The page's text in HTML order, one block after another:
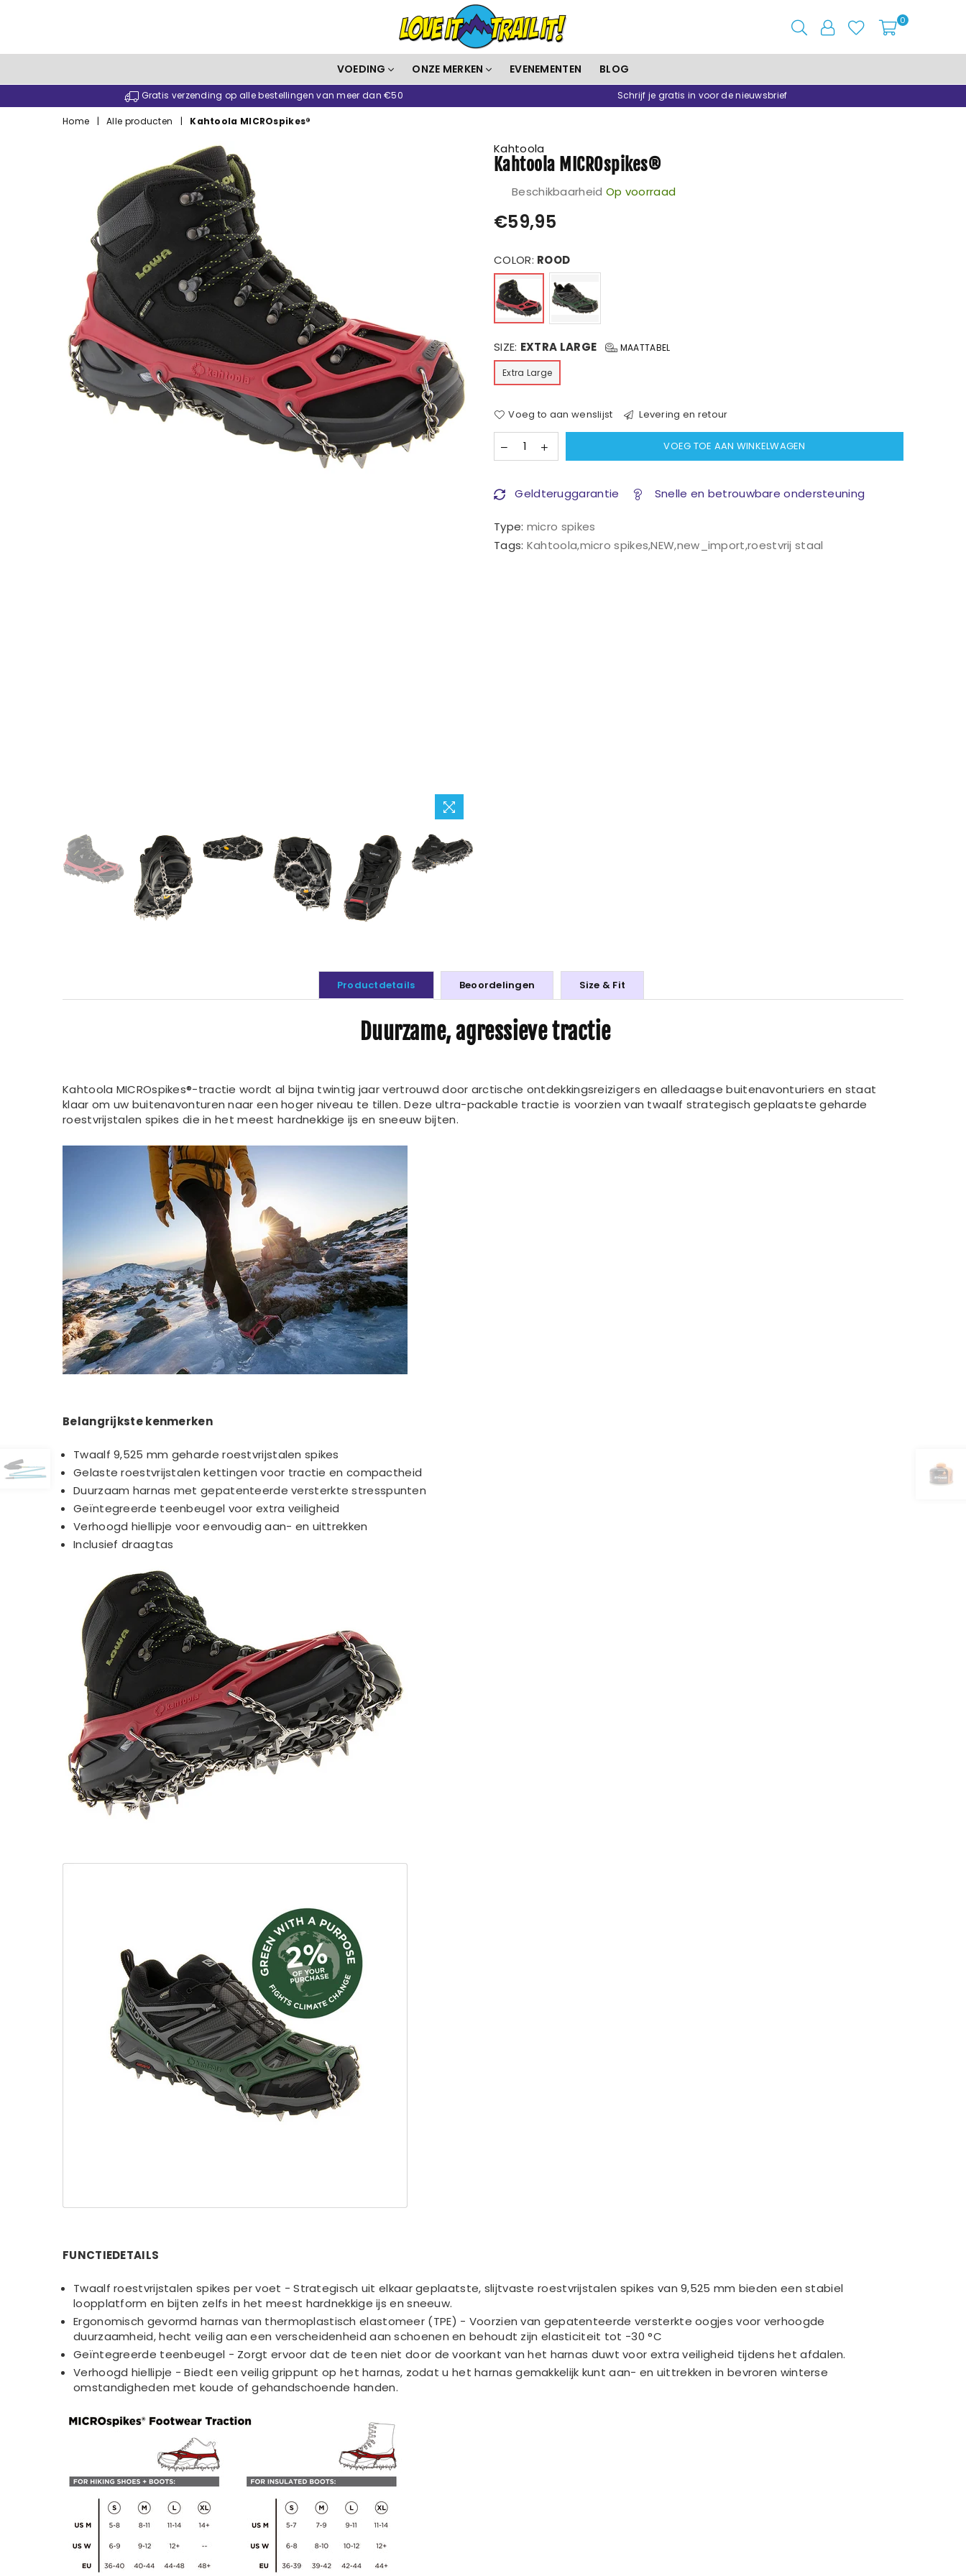
Love
It
Trail
0
VOEDING ONZE MERKEN EVENEMENTEN BLOG
Gratis verzending op alle bestellingen van meer dan €50 Schrijf je gratis in voor de nieuwsbrief
Home | Alle producten | Kahtoola MICROspikes®
Kahtoola
Kahtoola MICROspikes®
Beschikbaarheid Op voorraad
Prijs
€59,95
COLOR: ROOD
SIZE: EXTRA LARGE MAATTABEL
Extra Large
Voeg to aan wenslijst Levering en retour
VOEG TOE AAN WINKELWAGEN
Geldteruggarantie Snelle en betrouwbare ondersteuning
Type: micro spikes
Tags: Kahtoola,micro spikes,NEW,new_import,roestvrij staal
Productdetails Beoordelingen Size & Fit
Duurzame, agressieve tractie
Kahtoola MICROspikes®-tractie wordt al bijna twintig jaar vertrouwd door arctische ontdekkingsreizigers en alledaagse buitenavonturiers en staat
klaar om uw buitenavonturen naar een hoger niveau te tillen. Deze ultra-packable tractie is voorzien van twaalf strategisch geplaatste geharde
roestvrijstalen spikes die in het meest hardnekkige ijs en sneeuw bijten.
Belangrijkste kenmerken
Twaalf 9,525 mm geharde roestvrijstalen spikes
Gelaste roestvrijstalen kettingen voor tractie en compactheid
Duurzaam harnas met gepatenteerde versterkte stresspunten
Geïntegreerde teenbeugel voor extra veiligheid
Verhoogd hiellipje voor eenvoudig aan- en uittrekken
Inclusief draagtas
FUNCTIEDETAILS
Twaalf roestvrijstalen spikes per voet - Strategisch uit elkaar geplaatste, slijtvaste roestvrijstalen spikes van 9,525 mm bieden een stabiel
loopplatform en bijten zelfs in het meest hardnekkige ijs en sneeuw.
Ergonomisch gevormd harnas van thermoplastisch elastomeer (TPE) - Voorzien van gepatenteerde versterkte oogjes voor verhoogde
duurzaamheid, hecht veilig aan een verscheidenheid aan schoenen en behoudt zijn elasticiteit tot -30 °C
Geïntegreerde teenbeugel - Zorgt ervoor dat de teen niet door de voorkant van het harnas duwt voor extra veiligheid tijdens het afdalen.
Verhoogd hiellipje - Biedt een veilig grippunt op het harnas, zodat u het harnas gemakkelijk kunt aan- en uittrekken in bevroren winterse
omstandigheden met koude of gehandschoende handen.